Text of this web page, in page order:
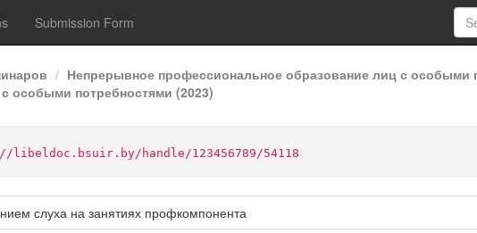
Submission Form
Непрерывное профессиональное образование лиц с особыми
особыми потребностями (2023)
libeldoc.bsuir.by/handle/123456789/54118
слуха на занятиях профкомпонента